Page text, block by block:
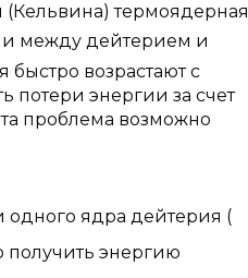
(Кельвина) термоядерная
между дейтерием и
быстро возрастают с
потери энергии за счет
проблема возможно
одного ядра дейтерия (
получить энергию